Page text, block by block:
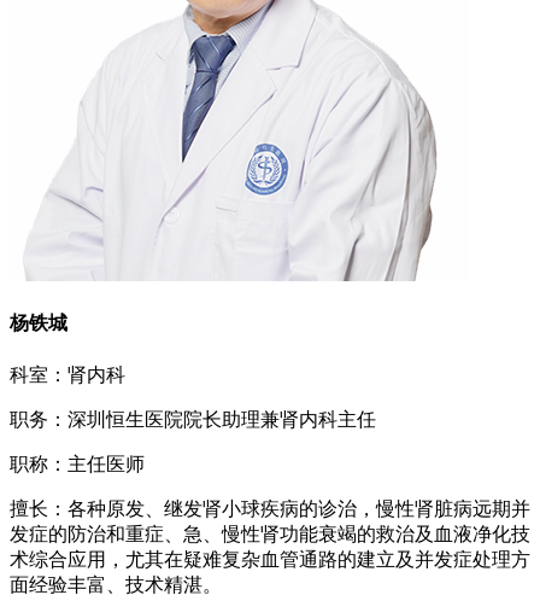
杨铁城
科室：肾内科
职务：深圳恒生医院院长助理兼肾内科主任
职称：主任医师
擅长：各种原发、继发肾小球疾病的诊治，慢性肾脏病远期并
发症的防治和重症、急、慢性肾功能衰竭的救治及血液净化技
术综合应用，尤其在疑难复杂血管通路的建立及并发症处理方
面经验丰富、技术精湛。